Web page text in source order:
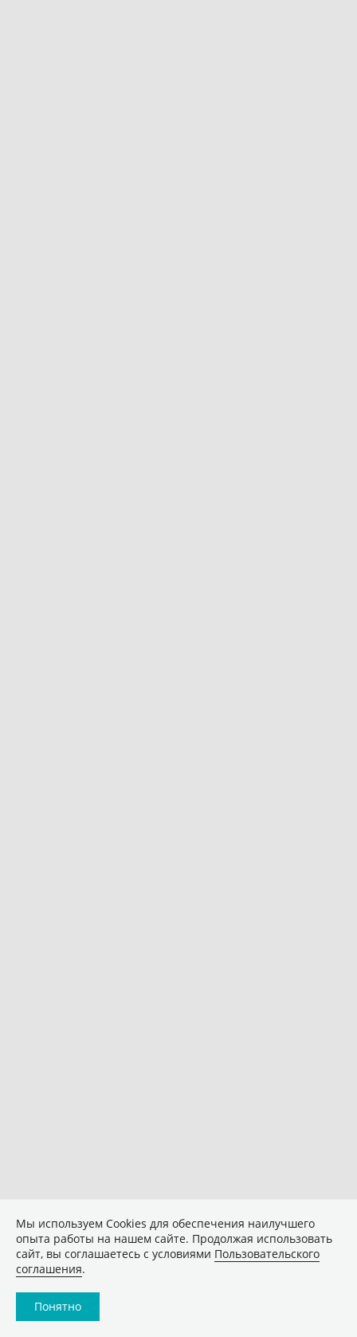
Мы используем Сookies для обеспечения наилучшего
опыта работы на нашем сайте. Продолжая использовать
сайт, вы соглашаетесь с условиями Пользовательского
соглашения.
Понятно